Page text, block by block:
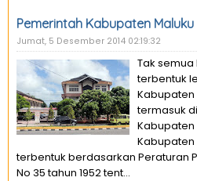
Pemerintah Kabupaten
Jumat, 5 Desember 2014 02:19:32
Tak
terbentuk
Kabupaten
termasuk
Kabupaten
Kabupaten
terbentuk berdasarkan Peraturan
No 35 tahun 1952 tent...